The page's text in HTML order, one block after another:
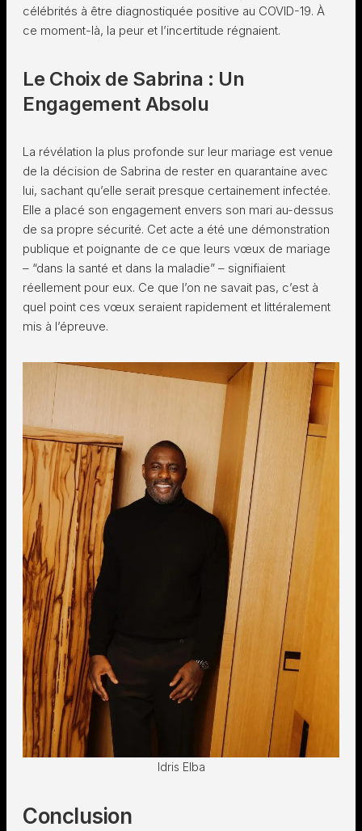
célébrités à être diagnostiquée positive au COVID-19. À
ce moment-là, la peur et l’incertitude régnaient.
Le Choix de Sabrina : Un
Engagement Absolu
La révélation la plus profonde sur leur mariage est venue
de la décision de Sabrina de rester en quarantaine avec
lui, sachant qu’elle serait presque certainement infectée.
Elle a placé son engagement envers son mari au-dessus
de sa propre sécurité. Cet acte a été une démonstration
publique et poignante de ce que leurs vœux de mariage
– “dans la santé et dans la maladie” – signifiaient
réellement pour eux. Ce que l’on ne savait pas, c’est à
quel point ces vœux seraient rapidement et littéralement
mis à l’épreuve.
Idris Elba
Conclusion